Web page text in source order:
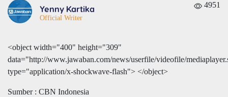
Yenny Kartika
Official Writer
4951
<object width="400" height="309"
data="http://www.jawaban.com/news/userfile/videofile/
type="application/x-shockwave-flash"> </object>
Sumber : CBN Indonesia